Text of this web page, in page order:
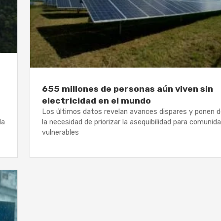
655 millones de personas aún viven sin
electricidad en el mundo
Los últimos datos revelan avances dispares y ponen
la necesidad de priorizar la asequibilidad para
vulnerables